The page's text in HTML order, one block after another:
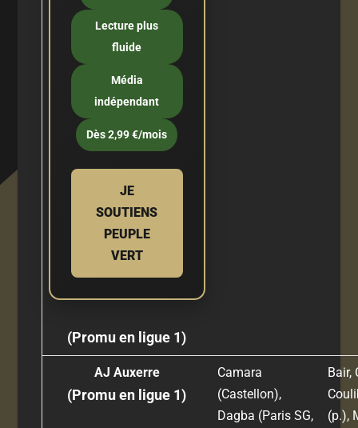
Lecture plus
fluide
Média
indépendant
Dès 2,99 €/mois
JE
SOUTIENS
PEUPLE
VERT
(Promu en ligue 1)
AJ Auxerre
(Promu en ligue 1)
Camara
(Castellon),
Dagba (Paris SG,
Bair,
(p.),